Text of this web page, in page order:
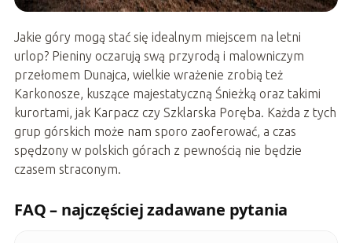
Jakie góry mogą stać się idealnym miejscem na letni
urlop? Pieniny oczarują swą przyrodą i malowniczym
przełomem Dunajca, wielkie wrażenie zrobią też
Karkonosze, kuszące majestatyczną Śnieżką oraz takimi
kurortami, jak Karpacz czy Szklarska Poręba. Każda z tych
grup górskich może nam sporo zaoferować, a czas
spędzony w polskich górach z pewnością nie będzie
czasem straconym.
FAQ – najczęściej zadawane pytania